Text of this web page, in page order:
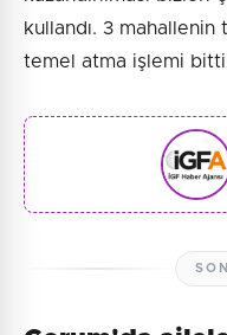
kullandı. 3 mahallenin
temel atma işlemi bitti